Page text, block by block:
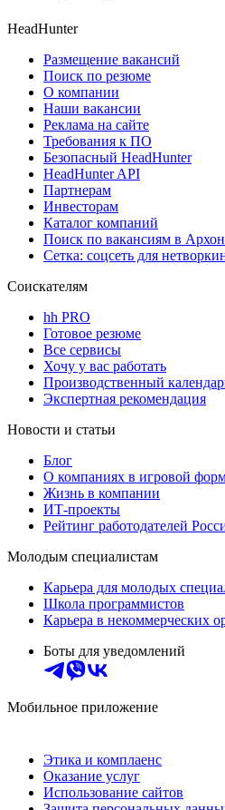
HeadHunter
Размещение вакансий
Поиск по резюме
О компании
Наши вакансии
Реклама на сайте
Требования к ПО
Безопасный HeadHunter
HeadHunter API
Партнерам
Инвесторам
Каталог компаний
Поиск по вакансиям в
Сетка: соцсеть для
Соискателям
hh PRO
Готовое резюме
Все сервисы
Хочу у вас работать
Производственный
Экспертная рекомендация
Новости и статьи
Блог
О компаниях в игровой
Жизнь в компании
ИТ-проекты
Рейтинг работодателей
Молодым специалистам
Карьера для молодых
Школа программистов
Карьера в некоммерческих
Боты для уведомлений
Мобильное приложение
Этика и комплаенс
Оказание услуг
Использование сайтов